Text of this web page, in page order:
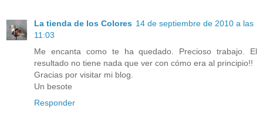
La tienda de los Colores 14 de septiembre de 2010 a las
11:03
Me encanta como te ha quedado. Precioso trabajo. El
resultado no tiene nada que ver con cómo era al principio!!
Gracias por visitar mi blog.
Un besote
Responder